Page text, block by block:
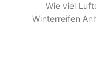
Wie viel
Winterreifen